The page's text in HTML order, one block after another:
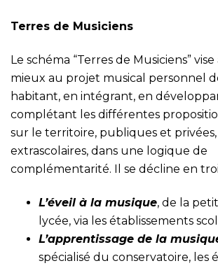
Terres de Musiciens
Le schéma “Terres de Musiciens”
mieux au projet musical personnel
habitant, en intégrant, en
complétant les différentes
sur le territoire, publiques et privées,
extrascolaires, dans une logique de
complémentarité. Il se décline en
L’éveil à la musique, de la
lycée, via les établissements
L’apprentissage de la
spécialisé du conservatoire, les